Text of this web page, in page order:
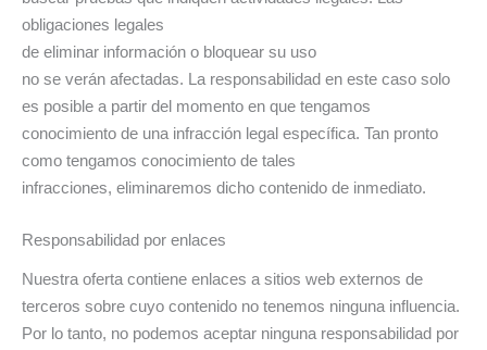
obligaciones legales
de eliminar información o bloquear su uso
no se verán afectadas. La responsabilidad en este caso solo
es posible a partir del momento en que tengamos
conocimiento de una infracción legal específica. Tan pronto
como tengamos conocimiento de tales
infracciones, eliminaremos dicho contenido de inmediato.
Responsabilidad por enlaces
Nuestra oferta contiene enlaces a sitios web externos de
terceros sobre cuyo contenido no tenemos ninguna influencia.
Por lo tanto, no podemos aceptar ninguna responsabilidad por